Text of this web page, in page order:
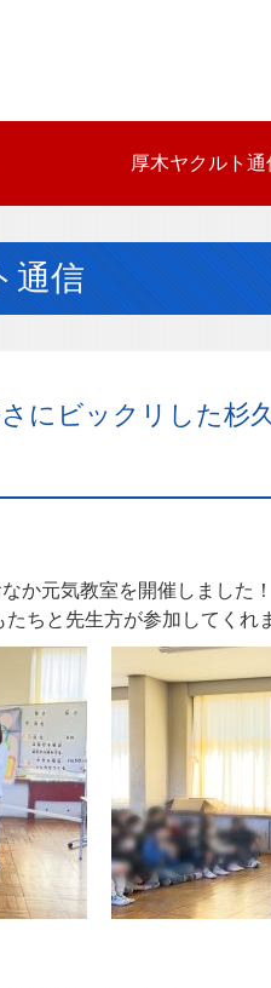
厚木ヤクルト通
通信
にビックリした杉
か元気教室を開催しました！
ちと先生方が参加してくれ